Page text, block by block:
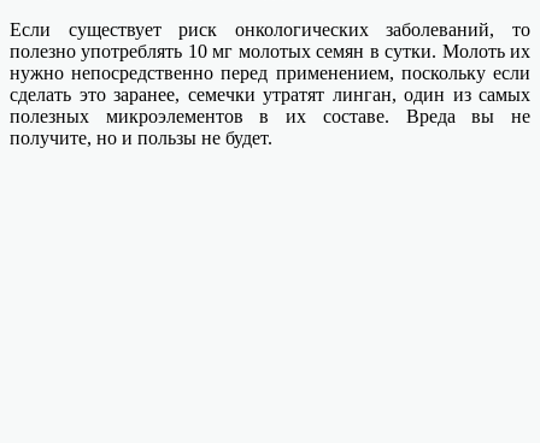
Если существует риск онкологических заболеваний, то
полезно употреблять 10 мг молотых семян в сутки. Молоть их
нужно непосредственно перед применением, поскольку если
сделать это заранее, семечки утратят линган, один из самых
полезных микроэлементов в их составе. Вреда вы не
получите, но и пользы не будет.